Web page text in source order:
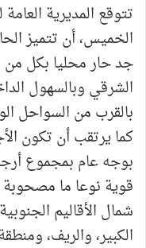
تتوقع المديرية
الخميس، أن تتميز
جد حار محليا بكل من
الشرقي وبالسهول
بالقرب من السواحل
كما يرتقب أن تكون
بوجه عام بمجموع
قوية نوعا ما
شمال الأقاليم
الكبير، والريف،